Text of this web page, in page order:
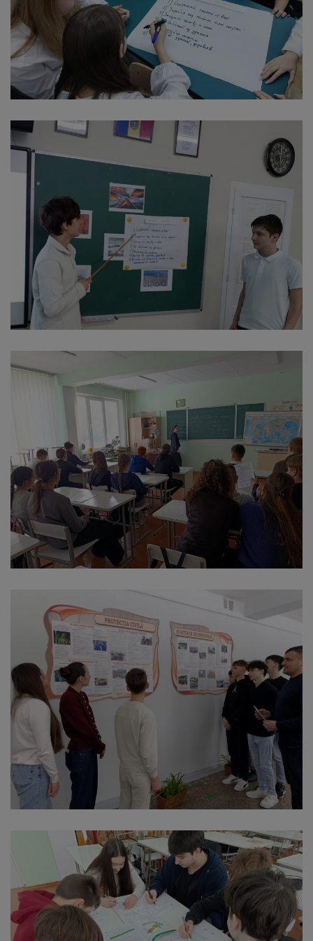
arhitecturale
Personalități
marcante
Sportivi
de
performanță
Orașul
în
imagini
Galerie
video
foto
Administrație
Primărie
Primar
Viceprimari
Organigrama
primăriei
Regulamentul
de
funcționare
Integritate
și
calitate
Municipal
Secretar
Consilieri